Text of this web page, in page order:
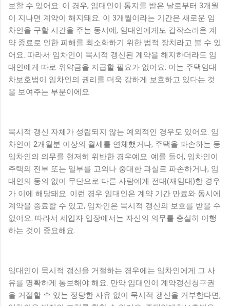
보할 수 있어요. 이 경우, 임대인이 통지를 받은 날로부터 3개월
이 지나면 계약이 해지돼요. 이 3개월이라는 기간은 새로운 임
차인을 구할 시간을 주는 동시에, 임대인에게도 갑작스러운 계
약 종료로 인한 피해를 최소화하기 위한 법적 장치라고 볼 수 있
어요. 따라서 임차인이 묵시적 갱신된 계약을 해지하더라도 임
대인에게 따로 위약금을 지급할 필요가 없어요. 이는 주택임대
차보호법이 임차인의 권리를 더욱 강하게 보호하고 있다는 것
을 보여주는 부분이에요.
묵시적 갱신 자체가 성립되지 않는 예외적인 경우도 있어요. 임
차인이 2개월분 이상의 월세를 연체했거나, 주택을 파손하는 등
임차인의 의무를 현저히 위반한 경우예요. 예를 들어, 임차인이
주택의 전부 또는 일부를 고의나 중대한 과실로 파손하거나, 임
대인의 동의 없이 무단으로 다른 사람에게 전대(재임대)한 경우
가 이에 해당돼요. 이런 경우 임대인은 계약 기간 만료와 동시에
계약을 종료할 수 있고, 임차인은 묵시적 갱신의 보호를 받을 수
없어요. 따라서 세입자 입장에서는 자신의 의무를 충실히 이행
하는 것이 중요해요.
임대인이 묵시적 갱신을 거절하는 경우에는 임차인에게 그 사
유를 명확하게 통보해야 해요. 만약 임대인이 계약갱신청구권
을 거절할 수 있는 정당한 사유 없이 묵시적 갱신을 거부한다면,